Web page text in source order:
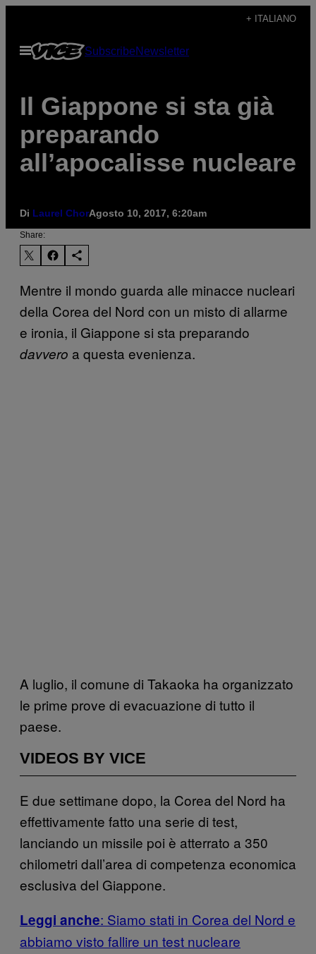
contenuto
+ ITALIANO
Apri
SubscribeNewsletter
Il Giappone si sta già
preparando
all’apocalisse nucleare
Di Laurel ChorAgosto 10, 2017, 6:20am
Share:
Mentre il mondo guarda alle minacce nucleari
della Corea del Nord con un misto di allarme
e ironia, il Giappone si sta preparando
davvero a questa evenienza.
A luglio, il comune di Takaoka ha organizzato
le prime prove di evacuazione di tutto il
paese.
VIDEOS BY VICE
E due settimane dopo, la Corea del Nord ha
effettivamente fatto una serie di test,
lanciando un missile poi è atterrato a 350
chilometri dall’area di competenza economica
esclusiva del Giappone.
Leggi anche: Siamo stati in Corea del Nord e
abbiamo visto fallire un test nucleare